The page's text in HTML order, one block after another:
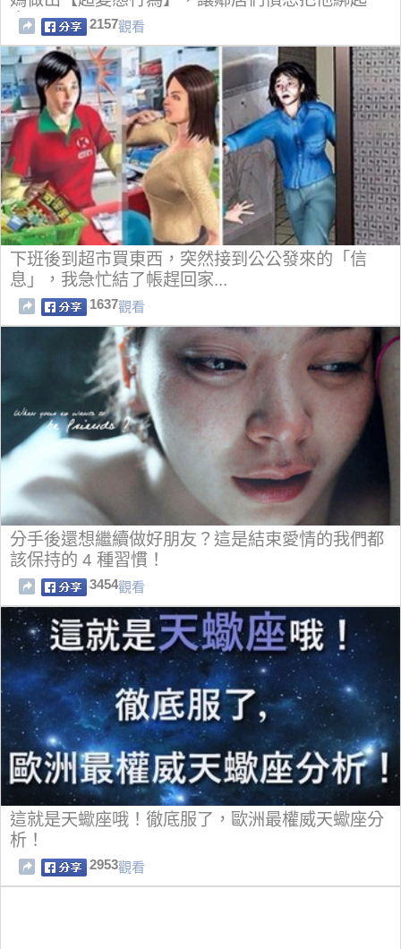
來...
2157觀看
下班後到超市買東西，突然接到公公發來的「信
息」，我急忙結了帳趕回家...
1637觀看
分手後還想繼續做好朋友？這是結束愛情的我們都
該保持的 4 種習慣！
3454觀看
這就是天蠍座哦！徹底服了，歐洲最權威天蠍座分
析！
2953觀看